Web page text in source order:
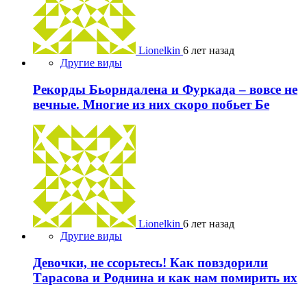
Lionelkin 6 лет назад
Другие виды
Рекорды Бьорндалена и Фуркада – вовсе не
вечные. Многие из них скоро побьет Бе
Lionelkin 6 лет назад
Другие виды
Девочки, не ссорьтесь! Как повздорили
Тарасова и Роднина и как нам помирить их